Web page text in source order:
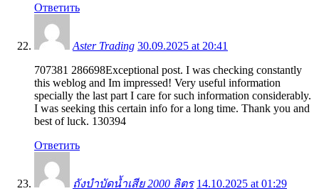
Ответить
Aster Trading 30.09.2025 at 20:41
707381 286698Exceptional post. I was checking constantly
this weblog and Im impressed! Very useful information
specially the last part I care for such information considerably.
I was seeking this certain info for a long time. Thank you and
best of luck. 130394
Ответить
ถังบำบัดน้ำเสีย 2000 ลิตร 14.10.2025 at 01:29